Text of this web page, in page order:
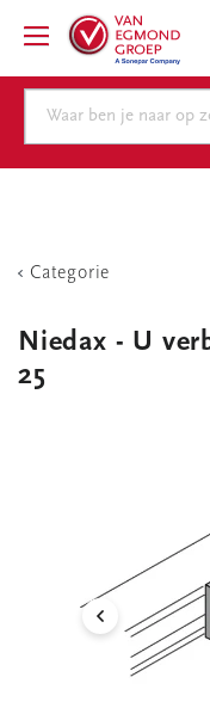
Categorie
Niedax - U
25